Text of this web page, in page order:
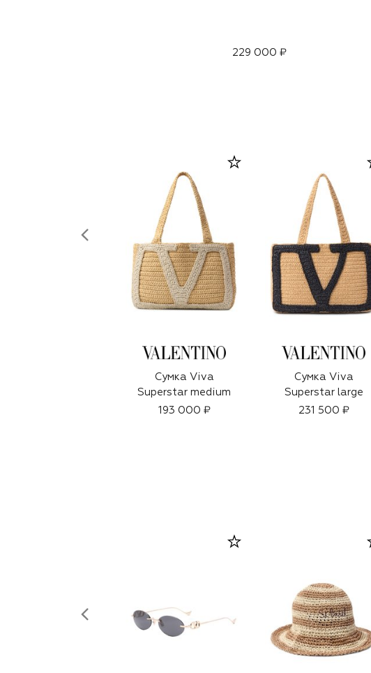
229 000 ₽
Сумка Viva
Superstar medium
193 000 ₽
Сумка Viva
Superstar large
231 500 ₽